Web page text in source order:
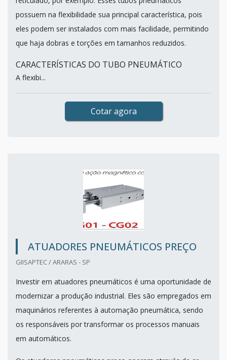
possuem na flexibilidade sua principal característica, pois
eles podem ser instalados com mais facilidade, permitindo
que haja dobras e torções em tamanhos reduzidos.
CARACTERÍSTICAS DO TUBO PNEUMÁTICO
A flexibi...
Cotar agora
ATUADORES PNEUMÁTICOS PREÇO
GIISAPTEC / ARARAS - SP
Investir em atuadores pneumáticos é uma oportunidade de
modernizar a produção industrial. Eles são empregados em
maquinários referentes à automação pneumática, sendo
os responsáveis por transformar os processos manuais
em automáticos.